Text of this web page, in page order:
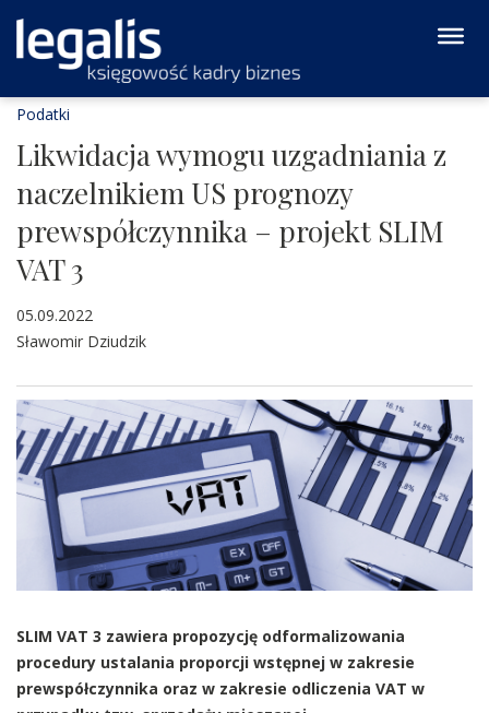
Podatki
Likwidacja wymogu uzgadniania z
naczelnikiem US prognozy
prewspółczynnika – projekt SLIM
VAT 3
05.09.2022
Sławomir Dziudzik
SLIM VAT 3 zawiera propozycję odformalizowania
procedury ustalania proporcji wstępnej w zakresie
prewspółczynnika oraz w zakresie odliczenia VAT w